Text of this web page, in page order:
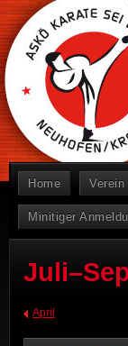
Home Verein
Minitiger
April